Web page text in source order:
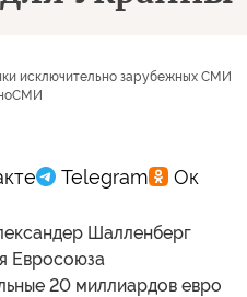
исключительно зарубежных СМИ
Шалленберг
Евросоюза
20 миллиардов евро